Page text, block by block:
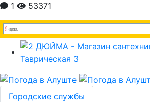
1
53371
Городские службы